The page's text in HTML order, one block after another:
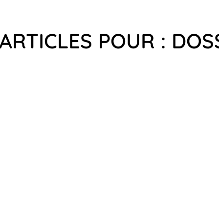
POUR :